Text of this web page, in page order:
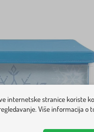
internetske stranice koriste
Više informacija o